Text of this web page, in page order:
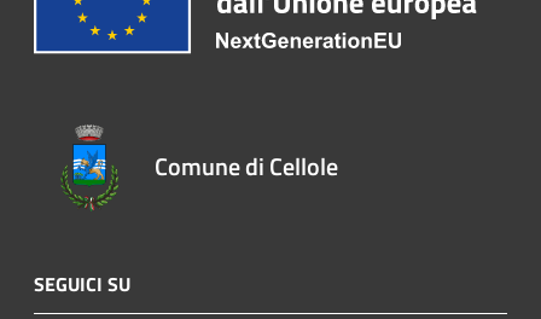
Comune di Cellole
SEGUICI SU